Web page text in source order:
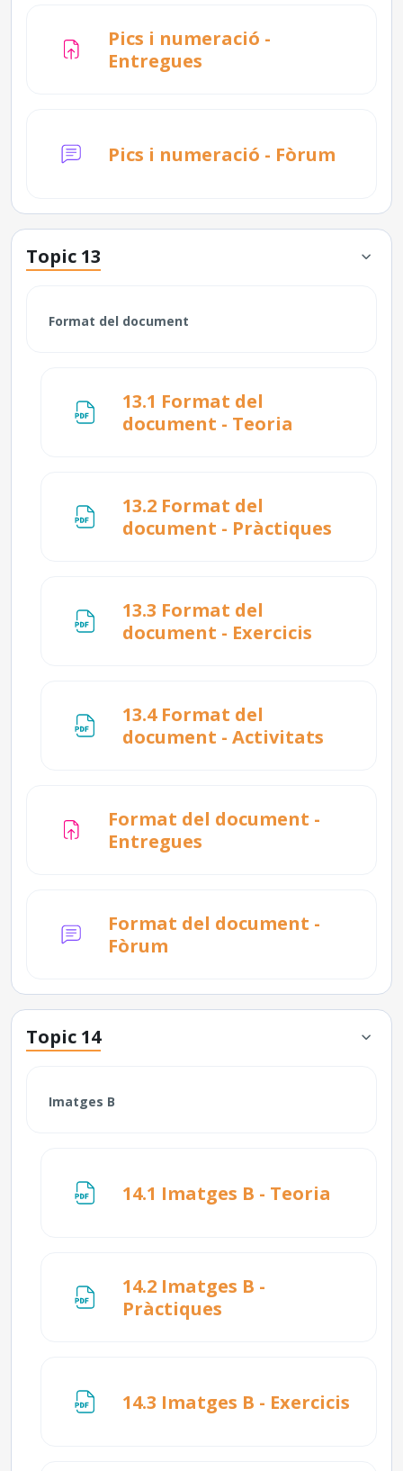
Pics i numeració -
Entregues
Pics i numeració - Fòrum
Topic 13
Format del document
13.1 Format del
document - Teoria
13.2 Format del
document - Pràctiques
13.3 Format del
document - Exercicis
13.4 Format del
document - Activitats
Format del document -
Entregues
Format del document -
Fòrum
Topic 14
Imatges B
14.1 Imatges B - Teoria
14.2 Imatges B -
Pràctiques
14.3 Imatges B - Exercicis